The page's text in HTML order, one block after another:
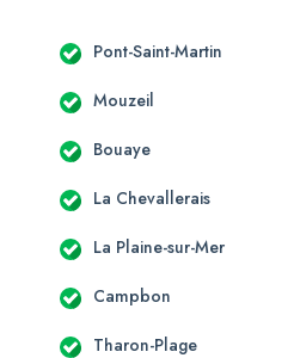
Pont-Saint-Martin
Mouzeil
Bouaye
La Chevallerais
La Plaine-sur-Mer
Campbon
Tharon-Plage